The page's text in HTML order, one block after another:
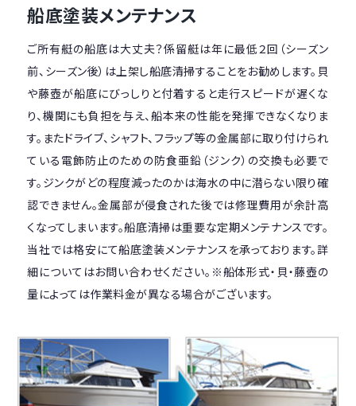
船底塗装メンテナンス
ご所有艇の船底は大丈夫？係留艇は年に最低２回（シーズン
前、シーズン後）は上架し船底清掃することをお勧めします。貝
や藤壺が船底にびっしりと付着すると走行スピードが遅くな
り、機関にも負担を与え、船本来の性能を発揮できなくなりま
す。またドライブ、シャフト、フラップ等の金属部に取り付けられ
ている電飾防止のための防食亜鉛（ジンク）の交換も必要で
す。ジンクがどの程度減ったのかは海水の中に潜らない限り確
認できません。金属部が侵食された後では修理費用が余計高
くなってしまいます。船底清掃は重要な定期メンテナンスです。
当社では格安にて船底塗装メンテナンスを承っております。詳
細についてはお問い合わせください。※船体形式・貝・藤壺の
量によっては作業料金が異なる場合がございます。